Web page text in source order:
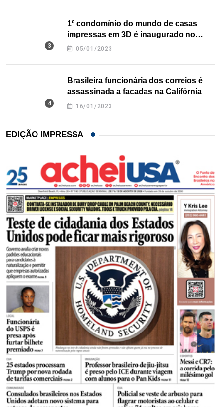
1º condomínio do mundo de casas
impressas em 3D é inaugurado no
Texas
05/01/2023
Brasileira funcionária dos correios é
assassinada a facadas na Califórnia
16/01/2023
EDIÇÃO IMPRESSA